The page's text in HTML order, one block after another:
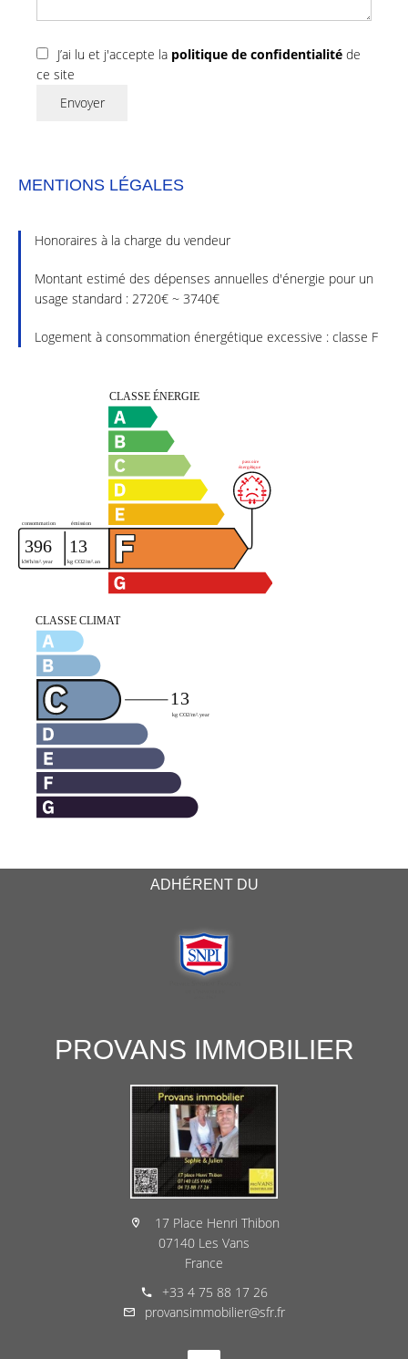
J’ai lu et j'accepte la politique de confidentialité de
ce site
Envoyer
MENTIONS LÉGALES
Honoraires à la charge du vendeur
Montant estimé des dépenses annuelles d'énergie pour un
usage standard : 2720€ ~ 3740€
Logement à consommation énergétique excessive : classe F
ADHÉRENT DU
PROVANS IMMOBILIER
17 Place Henri Thibon
07140 Les Vans
France
+33 4 75 88 17 26
provansimmobilier@sfr.fr